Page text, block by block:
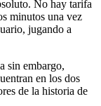
No hay tarifa
minutos una vez
jugando a
sin embargo,
en los dos
de la historia de